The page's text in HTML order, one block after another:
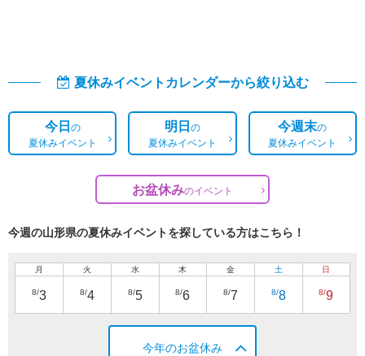
夏休みイベントカレンダーから絞り込む
今日の
夏休みイベント
明日の
夏休みイベント
今週末の
夏休みイベント
お盆休みのイベント
今週の山形県の夏休みイベントを探している方はこちら！
月
8/3
火
8/4
水
8/5
木
8/6
金
8/7
土
8/8
日
8/9
今年のお盆休み